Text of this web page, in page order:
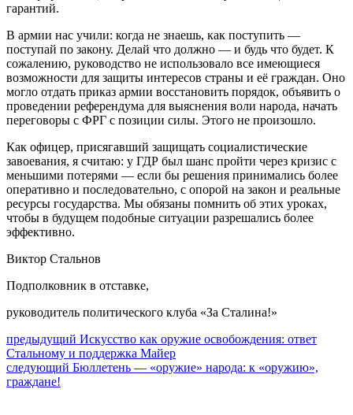
гарантий.
В армии нас учили: когда не знаешь, как поступить —
поступай по закону. Делай что должно — и будь что будет. К
сожалению, руководство не использовало все имеющиеся
возможности для защиты интересов страны и её граждан. Оно
могло отдать приказ армии восстановить порядок, объявить о
проведении референдума для выяснения воли народа, начать
переговоры с ФРГ с позиции силы. Этого не произошло.
Как офицер, присягавший защищать социалистические
завоевания, я считаю: у ГДР был шанс пройти через кризис с
меньшими потерями — если бы решения принимались более
оперативно и последовательно, с опорой на закон и реальные
ресурсы государства. Мы обязаны помнить об этих уроках,
чтобы в будущем подобные ситуации разрешались более
эффективно.
Виктор Стальнов
Подполковник в отставке,
руководитель политического клуба «За Сталина!»
Навигация
по
записям
предыдущий Предыдущий
пост:
Искусство как оружие освобождения: ответ
Стальному и поддержка Майер
следующий Следующее
Бюллетень — «оружие» народа: к «оружию»,
граждане!